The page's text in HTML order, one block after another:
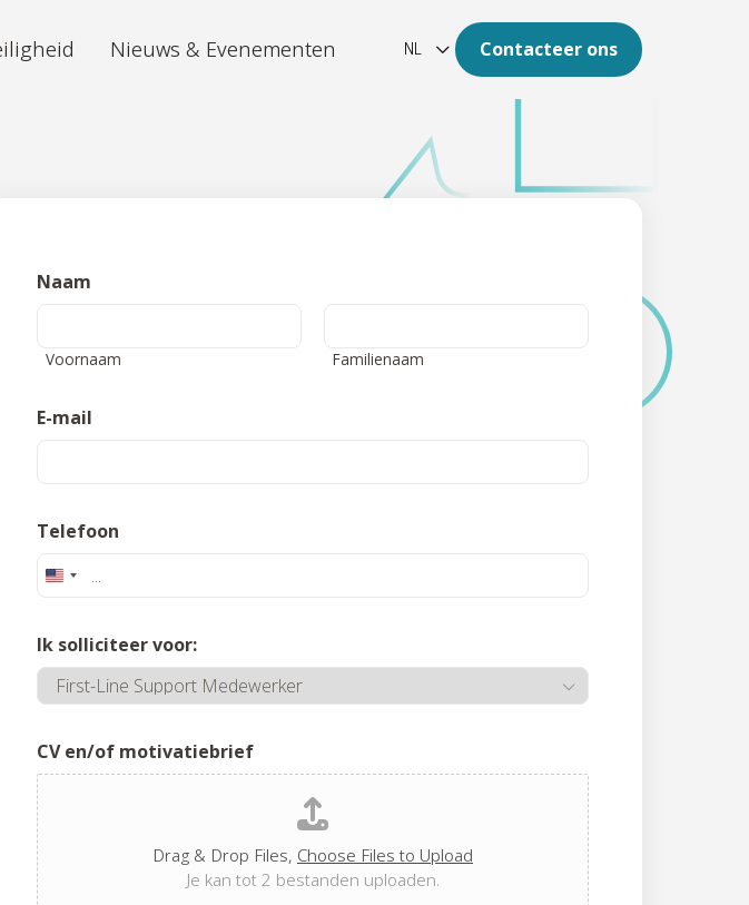
De toekomst van uw archief is digitaal.
Van ongestructureerde, grote
Nieuws & Evenementen NL Contacteer ons
Naam
Voornaam Familienaam
E-mail
Telefoon
Ik solliciteer voor:
k
N
a
a
m
C
CV en/of motivatiebrief
Drag & Drop Files, Choose Files to Upload
Je kan tot 2 bestanden uploaden.